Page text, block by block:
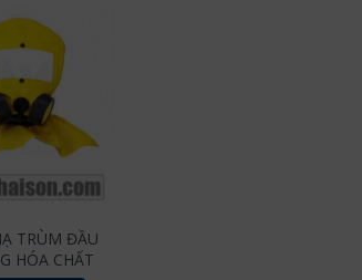
TRÙM ĐẦU
HÓA CHẤT